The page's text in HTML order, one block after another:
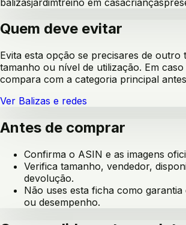
Quem deve evitar
Evita esta opção se precisares de outro
tamanho ou nível de utilização. Em caso
compara com a categoria principal
Ver Balizas e redes
Antes de comprar
Confirma o ASIN e as imagens
Verifica tamanho, vendedor,
devolução.
Não uses esta ficha como
ou desempenho.